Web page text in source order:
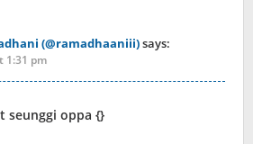
(@ramadhaaniii)says:
1:31 pm
seunggi oppa {}